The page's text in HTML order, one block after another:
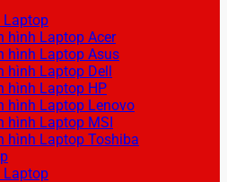
Laptop
hình Laptop Acer
hình Laptop Asus
hình Laptop Dell
hình Laptop HP
hình Laptop Lenovo
hình Laptop MSI
hình Laptop Toshiba
Laptop